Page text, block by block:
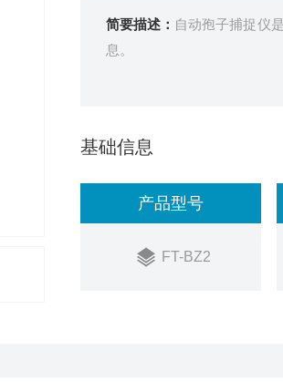
简要描述： 自动孢子捕捉仪
息。
基础信息
产品型号
FT-BZ2